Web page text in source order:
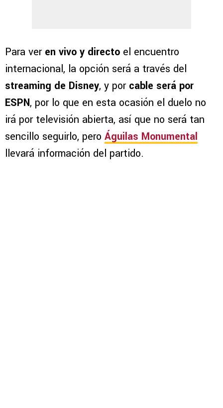
Para ver en vivo y directo el encuentro
internacional, la opción será a través del
streaming de Disney, y por cable será por
ESPN, por lo que en esta ocasión el duelo no
irá por televisión abierta, así que no será tan
sencillo seguirlo, pero Águilas Monumental
llevará información del partido.